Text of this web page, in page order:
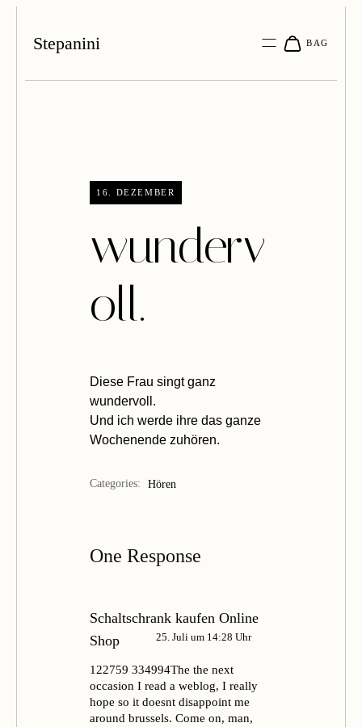
Stepanini
16. DEZEMBER
wunderv
oll.
Diese Frau singt ganz
wundervoll.
Und ich werde ihre das ganze
Wochenende zuhören.
Categories: Hören
One Response
Schaltschrank kaufen Online
Shop
25. Juli um 14:28 Uhr
122759 334994The the next
occasion I read a weblog, I really
hope so it doesnt disappoint me
around brussels. Come on, man,